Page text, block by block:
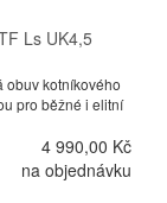
Ls UK4,5
obuv kotníkového
pro běžné i elitní
4 990,00 Kč
na objednávku